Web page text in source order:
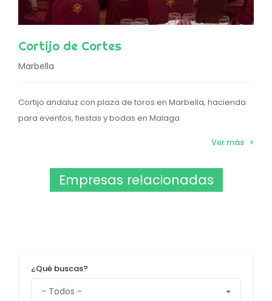
Cortijo de Cortes
Marbella
Cortijo andaluz con plaza de toros en Marbella, hacienda
para eventos, fiestas y bodas en Malaga
Ver más
Empresas relacionadas
¿Qué buscas?